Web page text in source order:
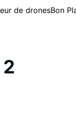
de dronesBon